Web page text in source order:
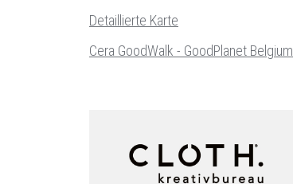
Detaillierte Karte
Cera GoodWalk - GoodPlanet Belgium